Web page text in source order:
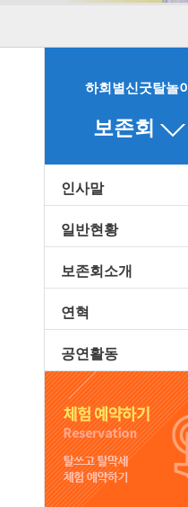
하회별신굿탈놀이
보존회
인사말
일반현황
보존회소개
연혁
공연활동